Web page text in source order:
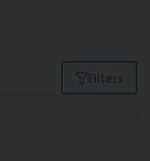
Filters